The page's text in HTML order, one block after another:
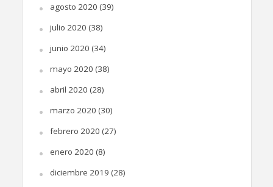
agosto 2020 (39)
julio 2020 (38)
junio 2020 (34)
mayo 2020 (38)
abril 2020 (28)
marzo 2020 (30)
febrero 2020 (27)
enero 2020 (8)
diciembre 2019 (28)